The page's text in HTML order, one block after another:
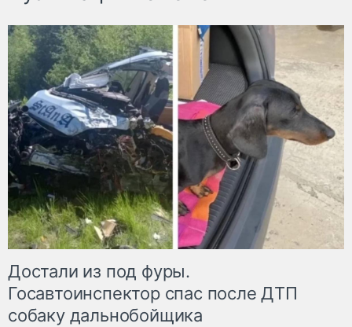
Достали из под фуры.
Госавтоинспектор спас после ДТП
собаку дальнобойщика